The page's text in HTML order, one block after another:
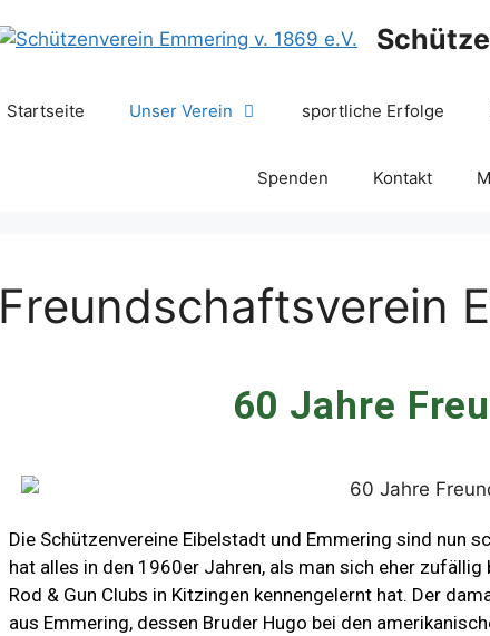
Startseite Unser Verein sportliche Erfolge
Spenden Kontakt
Freundschaftsverein
60 Jahre
Die Schützenvereine Eibelstadt und Emmering sind nun
hat alles in den 1960er Jahren, als man sich eher
Rod & Gun Clubs in Kitzingen kennengelernt hat. Der
aus Emmering, dessen Bruder Hugo bei den